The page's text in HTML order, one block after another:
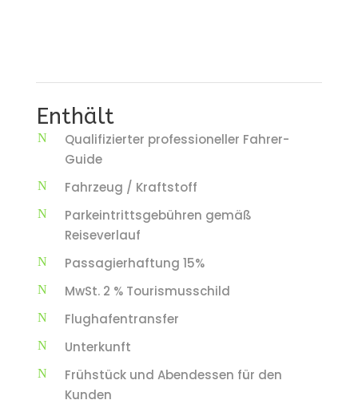
Enthält
Qualifizierter professioneller Fahrer-
Guide
Fahrzeug / Kraftstoff
Parkeintrittsgebühren gemäß
Reiseverlauf
Passagierhaftung 15%
MwSt. 2 % Tourismusschild
Flughafentransfer
Unterkunft
Frühstück und Abendessen für den
Kunden